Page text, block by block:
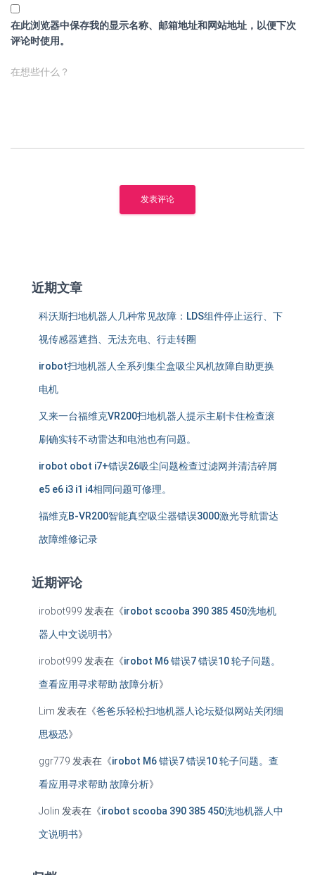
在此浏览器中保存我的显示名称、邮箱地址和网站地址，以便下次
评论时使用。
在想些什么？
近期文章
科沃斯扫地机器人几种常见故障：LDS组件停止运行、下
视传感器遮挡、无法充电、行走转圈
irobot扫地机器人全系列集尘盒吸尘风机故障自助更换
电机
又来一台福维克VR200扫地机器人提示主刷卡住检查滚
刷确实转不动雷达和电池也有问题。
irobot obot i7+错误26吸尘问题检查过滤网并清洁碎屑
e5 e6 i3 i1 i4相同问题可修理。
福维克B-VR200智能真空吸尘器错误3000激光导航雷达
故障维修记录
近期评论
irobot999 发表在《irobot scooba 390 385 450洗地机
器人中文说明书》
irobot999 发表在《irobot M6 错误7 错误10 轮子问题。
查看应用寻求帮助 故障分析》
Lim 发表在《爸爸乐轻松扫地机器人论坛疑似网站关闭细
思极恐》
ggr779 发表在《irobot M6 错误7 错误10 轮子问题。查
看应用寻求帮助 故障分析》
Jolin 发表在《irobot scooba 390 385 450洗地机器人中
文说明书》